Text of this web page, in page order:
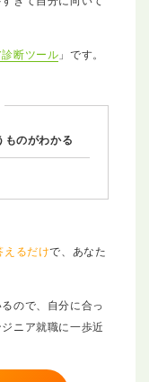
断ツール 」です。
ものがわかる
えるだけで、あなた
るので、自分に合っ
ニア就職に一歩近